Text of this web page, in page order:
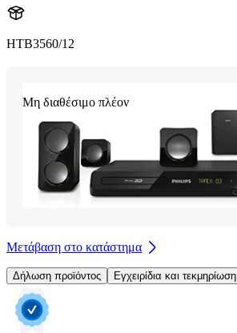
HTB3560/12
Μη διαθέσιμο πλέον
Μετάβαση στο κατάστημα
Δήλωση προϊόντος Εγχειρίδια και τεκμηρίωση